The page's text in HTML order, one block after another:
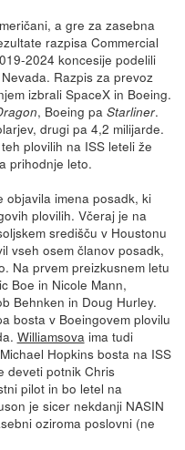
a gre za zasebna
razpisa Commercial
2024 koncesije podelili
Razpis za prevoz
izbrali SpaceX in Boeing.
, Boeing pa Starliner.
drugi pa 4,2 milijarde.
plovilih na ISS leteli že
prihodnje leto.
objavila imena posadk, ki
plovilih. Včeraj je na
središču v Houstonu
vseh osem članov posadk,
Na prvem preizkusnem letu
Boe in Nicole Mann,
Behnken in Doug Hurley.
bosta v Boeingovem plovilu
Williamsova ima tudi
Hopkins bosta na ISS
deveti potnik Chris
pilot in bo letel na
je sicer nekdanji NASIN
oziroma poslovni (ne